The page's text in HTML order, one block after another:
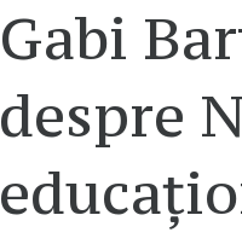
Gabi
despre